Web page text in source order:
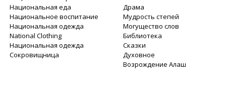
Национальная еда
Национальное воспитание
Национальная одежда
National Clothing
Национальная одежда
Сокровищница
Драма
Мудрость степей
Могущество слов
Библиотека
Сказки
Духовное
Возрождение Алаш